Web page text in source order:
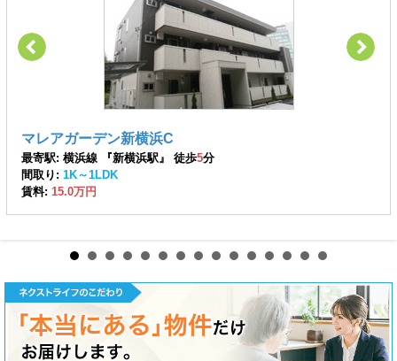
マレアガーデン新横浜C
最寄駅: 横浜線 『新横浜駅』 徒歩5分
間取り: 1K～1LDK
賃料: 15.0万円